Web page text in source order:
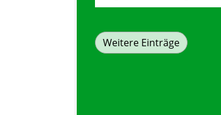
Weitere Einträge